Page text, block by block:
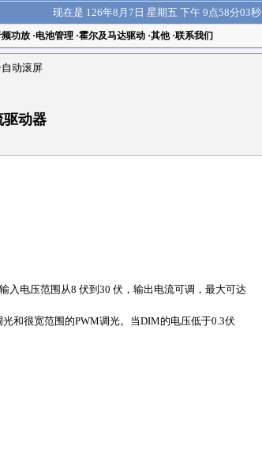
现在是 126年8月7日 星期五 下午 9点58分03秒
功放·电池管理·霍尔及马达驱动·其他·联系我们
动滚屏
驱动器
入电压范围从8 伏到30 伏，输出电流可调，最大可达
和很宽范围的PWM调光。当DIM的电压低于0.3伏